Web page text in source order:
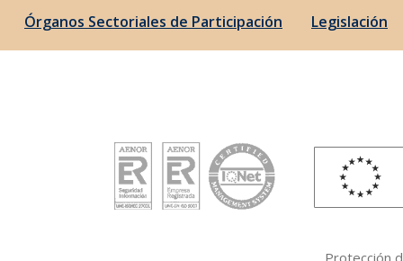
Órganos Sectoriales de Participación Legislación